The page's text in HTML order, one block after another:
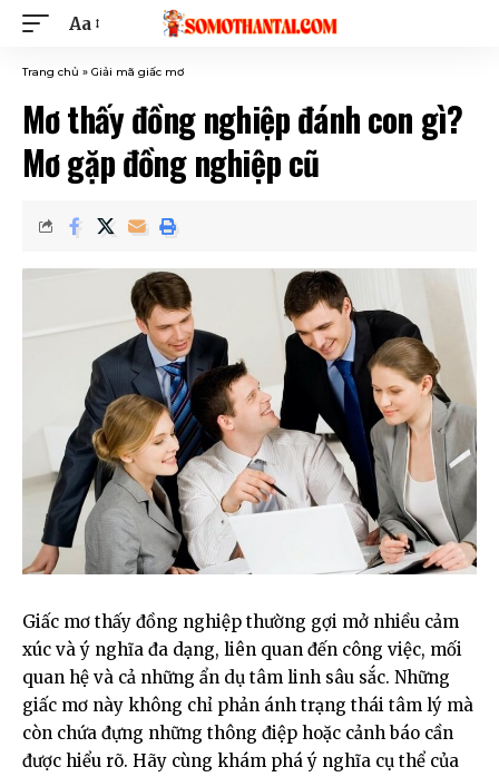
Aa
Trang chủ » Giải mã giấc mơ
Mơ thấy đồng nghiệp đánh con gì?
Mơ gặp đồng nghiệp cũ
Giấc mơ thấy đồng nghiệp thường gợi mở nhiều cảm
xúc và ý nghĩa đa dạng, liên quan đến công việc, mối
quan hệ và cả những ẩn dụ tâm linh sâu sắc. Những
giấc mơ này không chỉ phản ánh trạng thái tâm lý mà
còn chứa đựng những thông điệp hoặc cảnh báo cần
được hiểu rõ. Hãy cùng khám phá ý nghĩa cụ thể của